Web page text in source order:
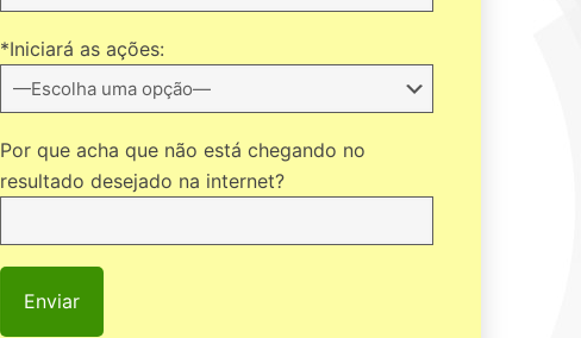
*Iniciará as ações:
Por que acha que não está chegando no
resultado desejado na internet?